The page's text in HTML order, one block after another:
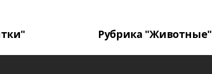
Рубрика "Животные"